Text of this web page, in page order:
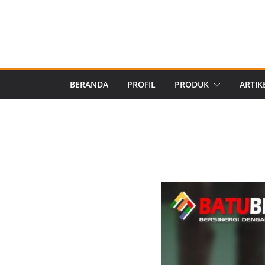
BERANDA PROFIL PRODUK